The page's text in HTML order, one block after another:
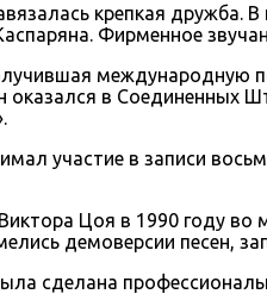
крепкая дружба.
Фирменное
международную
оказался в Соединенных
участие в записи
Цоя в 1990 году
демоверсии песен,
сделана